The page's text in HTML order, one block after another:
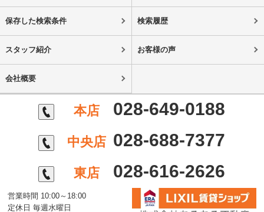
保存した検索条件 検索履歴
スタッフ紹介 お客様の声
会社概要
本店 028-649-0188
中央店 028-688-7377
東店 028-616-2626
営業時間 10:00～18:00
定休日 毎週水曜日